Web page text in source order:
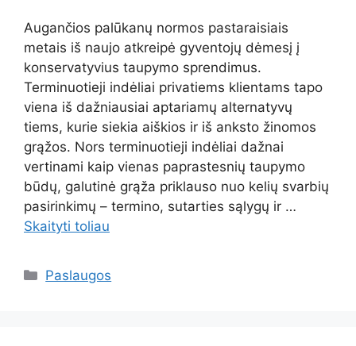
Augančios palūkanų normos pastaraisiais
metais iš naujo atkreipė gyventojų dėmesį į
konservatyvius taupymo sprendimus.
Terminuotieji indėliai privatiems klientams tapo
viena iš dažniausiai aptariamų alternatyvų
tiems, kurie siekia aiškios ir iš anksto žinomos
grąžos. Nors terminuotieji indėliai dažnai
vertinami kaip vienas paprastesnių taupymo
būdų, galutinė grąža priklauso nuo kelių svarbių
pasirinkimų – termino, sutarties sąlygų ir …
Skaityti toliau
Kategorijos
Paslaugos